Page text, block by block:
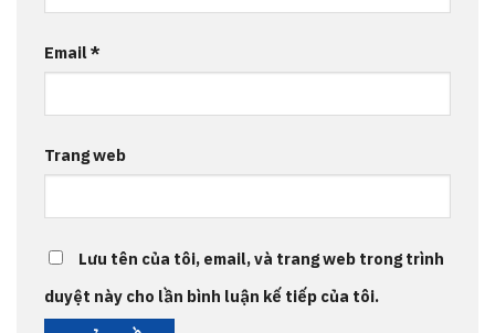
Email*
Trang web
Lưu tên của tôi, email, và trang web trong trình
duyệt này cho lần bình luận kế tiếp của tôi.